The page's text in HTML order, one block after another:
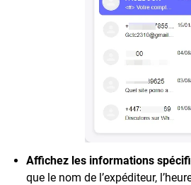
Affichez les informations
que le nom de l’expéditeur,